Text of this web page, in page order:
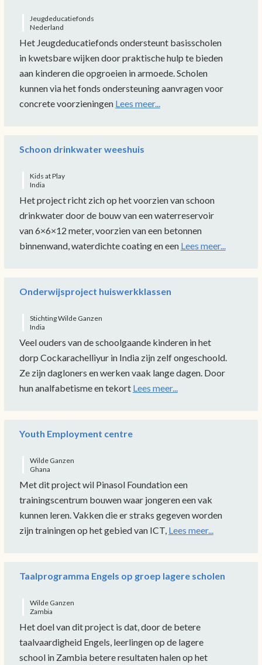
Jeugdeducatiefonds
Nederland
Het Jeugdeducatiefonds ondersteunt basisscholen
in kwetsbare wijken door praktische hulp te bieden
aan kinderen die opgroeien in armoede. Scholen
kunnen via het fonds ondersteuning aanvragen voor
concrete voorzieningen Lees meer...
Schoon drinkwater weeshuis
Kids at Play
India
Het project richt zich op het voorzien van schoon
drinkwater door de bouw van een waterreservoir
van 6×6×12 meter, voorzien van een betonnen
binnenwand, waterdichte coating en een Lees meer...
Onderwijsproject huiswerkklassen
Stichting Wilde Ganzen
India
Veel ouders van de schoolgaande kinderen in het
dorp Cockarachelliyur in India zijn zelf ongeschoold.
Ze zijn dagloners en werken vaak lange dagen. Door
hun analfabetisme en tekort Lees meer...
Youth Employment centre
Wilde Ganzen
Ghana
Met dit project wil Pinasol Foundation een
trainingscentrum bouwen waar jongeren een vak
kunnen leren. Vakken die er straks gegeven worden
zijn trainingen op het gebied van ICT, Lees meer...
Taalprogramma Engels op groep lagere scholen
Wilde Ganzen
Zambia
Het doel van dit project is dat, door de betere
taalvaardigheid Engels, leerlingen op de lagere
school in Zambia betere resultaten halen op het